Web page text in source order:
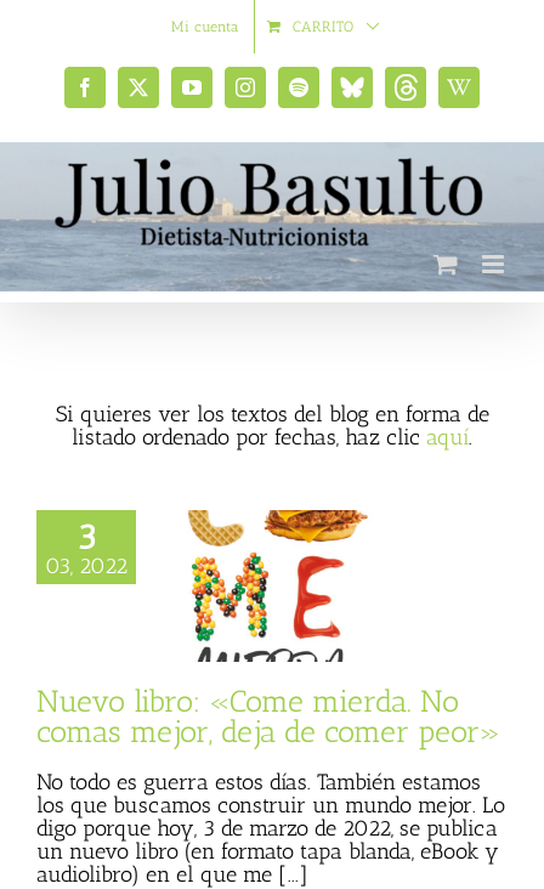
Mi cuenta CARRITO
Facebook
X YouTubeInstagramSpotifyBluesky
social
ThreadsWikipedia
Si quieres ver los textos del blog en forma de
listado ordenado por fechas, haz clic aquí.
3
03, 2022
libro: «Come
comas mejor,
Nuevo libro: «Come mierda. No
comas mejor, deja de comer peor»
No todo es guerra estos días. También estamos
los que buscamos construir un mundo mejor. Lo
digo porque hoy, 3 de marzo de 2022, se publica
un nuevo libro (en formato tapa blanda, eBook y
audiolibro) en el que me [...]